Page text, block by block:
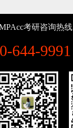
考研咨询热线
644-9991